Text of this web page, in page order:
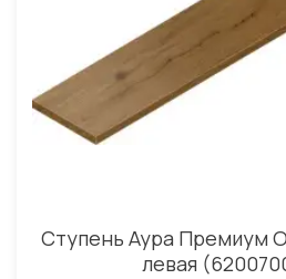
Ступень Аура Премиум
левая